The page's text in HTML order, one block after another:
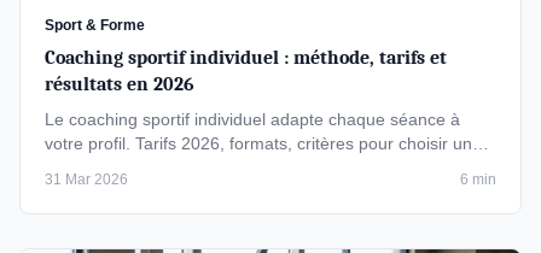
Sport & Forme
Coaching sportif individuel : méthode, tarifs et
résultats en 2026
Le coaching sportif individuel adapte chaque séance à
votre profil. Tarifs 2026, formats, critères pour choisir un
31 Mar 2026 6 min